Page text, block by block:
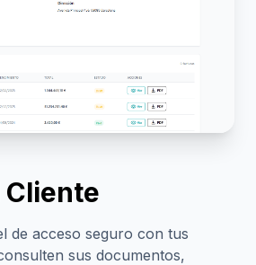
Cliente
de acceso seguro con tus
sus documentos,